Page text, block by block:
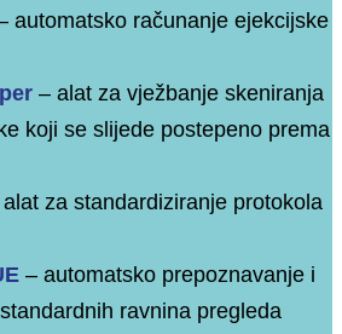
automatsko računanje ejekcĳske
– alat za vježbanje skeniranja
koji se slijede postepeno prema
alat za standardiziranje protokola
– automatsko prepoznavanje i
ravnina pregleda